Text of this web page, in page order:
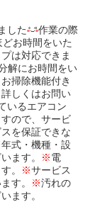
した
作業の際
お時間をいた
は対応できま
解にお時間をい
掃除機能付き
しくはお問い
いるエアコン
ので、サービ
を保証できな
年式・機種・設
ます。
※電
。
※サービス
す。
※汚れの
ます。